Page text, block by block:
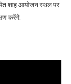
शाह आयोजन स्थल पर
करेंगे.